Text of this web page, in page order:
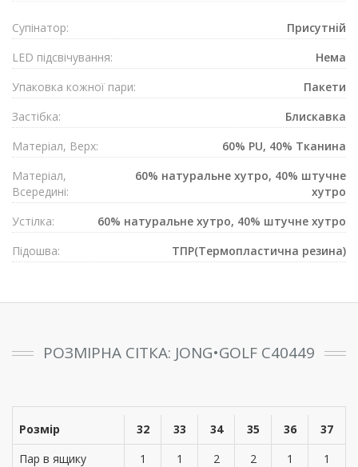
Супiнатор:
Присутнiй
LED підсвічування:
Нема
Упаковка кожної пари:
Пакети
Застібка:
Блискавка
Матеріал, Верх:
60% PU, 40% Тканина
Матеріал,
Всередині:
60% натуральне хутро, 40% штучне
хутро
Устілка:
60% натуральне хутро, 40% штучне хутро
Підошва:
ТПР(Термопластична резина)
РОЗМІРНА СІТКА: JONG•GOLF C40449
Розмір 32 33 34 35 36
37
Пар в ящику
1 1 2 2 1 1